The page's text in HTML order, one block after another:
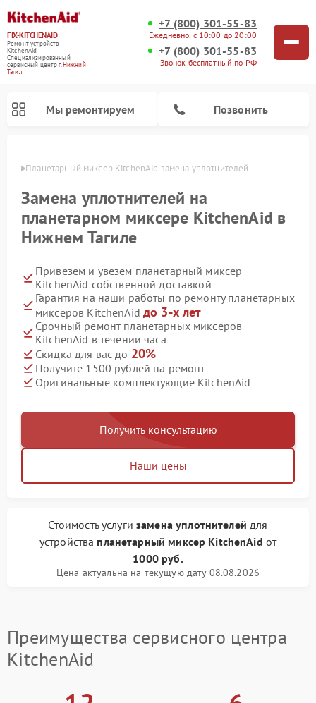
FIX-KITCHENAID
Ремонт устройств
KitchenAid
Специализированный
cервисный центр г.Нижний
Тагил
+7 (800) 301-55-83
Ежедневно, с 10:00 до 20:00
+7 (800) 301-55-83
Звонок бесплатный по РФ
Мы ремонтируем Позвонить
Планетарный миксер KitchenAid замена уплотнителей
Замена уплотнителей на
планетарном миксере KitchenAid в
Нижнем Тагиле
Привезем и увезем планетарный миксер
KitchenAid собственной доставкой
Гарантия на наши работы по ремонту планетарных
миксеров KitchenAid до 3-х лет
Срочный ремонт планетарных миксеров
KitchenAid в течении часа
Скидка для вас до 20%
Получите 1500 рублей на ремонт
Оригинальные комплектующие KitchenAid
Получить консультацию
Наши цены
Стоимость услугизамена уплотнителей для
устройства планетарный миксер KitchenAid от
1000 руб.
Цена актуальна на текущую дату 08.08.2026
Преимущества сервисного центра
KitchenAid